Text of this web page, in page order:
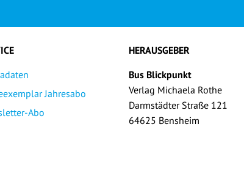
Jahresabo
Abo
HERAUSGEBER
Bus Blickpunkt
Verlag Michaela Rothe
Darmstädter Straße 121
64625 Bensheim